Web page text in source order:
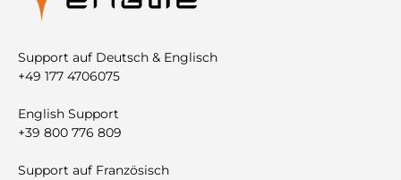
Support auf Deutsch & Englisch
+49 177 4706075
English Support
+39 800 776 809
Support auf Französisch